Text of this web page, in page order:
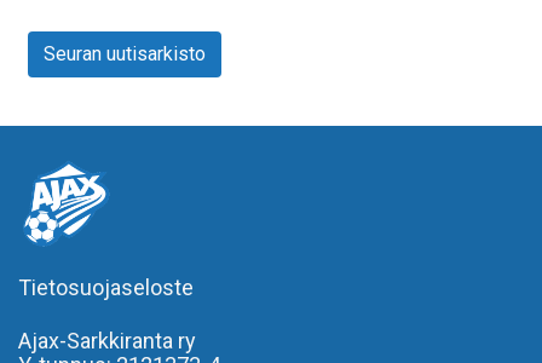
Seuran uutisarkisto
Tietosuojaseloste
Ajax-Sarkkiranta ry